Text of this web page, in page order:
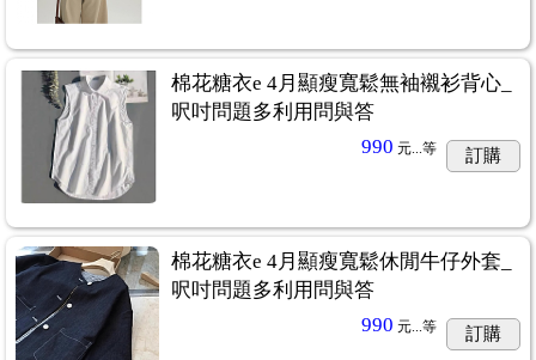
棉花糖衣e 4月顯瘦寬鬆無袖襯衫背心_
呎吋問題多利用問與答
990 元...等 訂購
棉花糖衣e 4月顯瘦寬鬆休閒牛仔外套_
呎吋問題多利用問與答
990 元... 等 訂購